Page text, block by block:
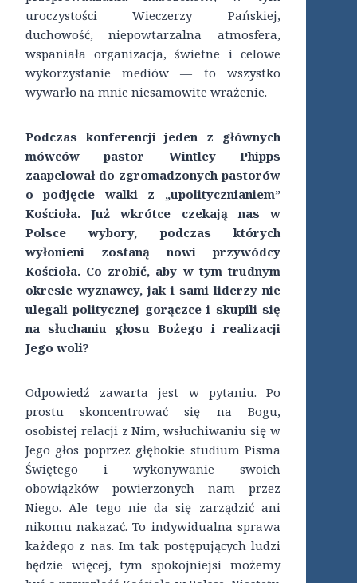
uroczystości Wieczerzy Pańskiej,
duchowość, niepowtarzalna atmosfera,
wspaniała organizacja, świetne i celowe
wykorzystanie mediów — to wszystko
wywarło na mnie niesamowite wrażenie.
Podczas konferencji jeden z głównych
mówców pastor Wintley Phipps
zaapelował do zgromadzonych pastorów
o podjęcie walki z „upolitycznianiem”
Kościoła. Już wkrótce czekają nas w
Polsce wybory, podczas których
wyłonieni zostaną nowi przywódcy
Kościoła. Co zrobić, aby w tym trudnym
okresie wyznawcy, jak i sami liderzy nie
ulegali politycznej gorączce i skupili się
na słuchaniu głosu Bożego i realizacji
Jego woli?
Odpowiedź zawarta jest w pytaniu. Po
prostu skoncentrować się na Bogu,
osobistej relacji z Nim, wsłuchiwaniu się w
Jego głos poprzez głębokie studium Pisma
Świętego i wykonywanie swoich
obowiązków powierzonych nam przez
Niego. Ale tego nie da się zarządzić ani
nikomu nakazać. To indywidualna sprawa
każdego z nas. Im tak postępujących ludzi
będzie więcej, tym spokojniejsi możemy